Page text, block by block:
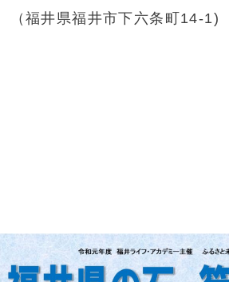
（福井県福井市下六条町14-1)